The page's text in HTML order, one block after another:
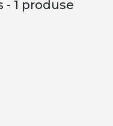
- 1 produse